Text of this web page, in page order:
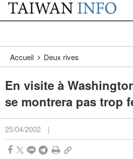
Passer au contenu principal
:::
Accueil Deux rives
En visite à
se montrera pas trop
25/04/2002 |